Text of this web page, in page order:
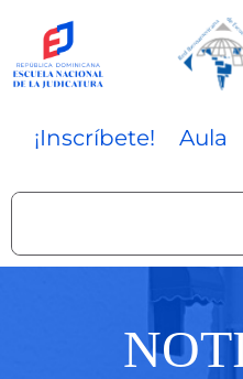
contenido
¡Inscríbete! Aula
Search